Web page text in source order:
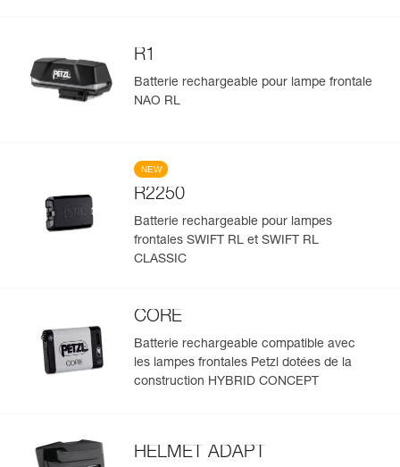
R1
Batterie rechargeable pour lampe frontale
NAO RL
NEW
R2250
Batterie rechargeable pour lampes
frontales SWIFT RL et SWIFT RL
CLASSIC
CORE
Batterie rechargeable compatible avec
les lampes frontales Petzl dotées de la
construction HYBRID CONCEPT
HELMET ADAPT